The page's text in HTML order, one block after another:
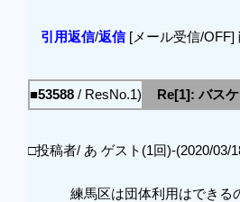
引用返信/返信[メール受信/OFF]
■53588 / ResNo.1)
Re[1]: バス
□投稿者/ あ ゲスト(1回)-(2020/03/
練馬区は団体利用はできる